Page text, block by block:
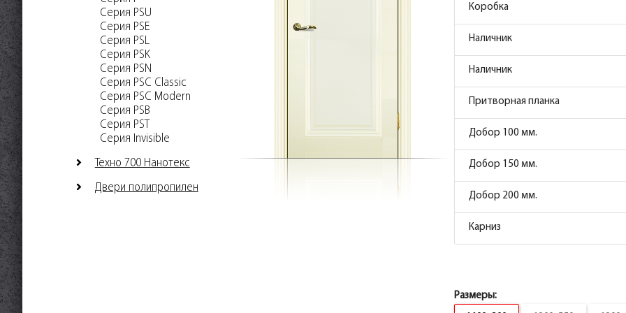
Серия PSU
Серия PSE
Серия PSL
Серия PSK
Серия PSN
Серия PSC Classic
Серия PSC Modern
Серия PSB
Серия PST
Серия Invisible
Техно 700 Нанотекс
Двери полипропилен
Коробка
Коробка
Наличник
Коробка фигурная сендвич PP,
Наличник
Наличник
Притворная планка
Наличник прямой МДФ PP, магнолия
Добор 100 мм.
Наличник
Добор 150 мм.
Наличник фигурный МДФ PP, магнолия
Добор 200 мм.
Притворная планка МДФ PP, магнолия
Карниз
Притворная планка
Коробка
Наличник
Размеры: